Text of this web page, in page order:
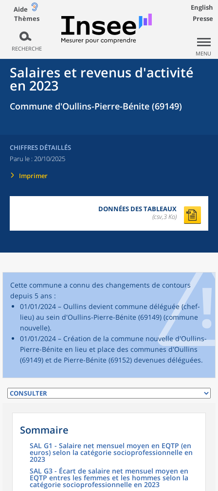
Aide
Thèmes
RECHERCHE
English
Presse
MENU
Salaires et revenus d'activité
en 2023
Commune d'Oullins-Pierre-Bénite (69149)
CHIFFRES DÉTAILLÉS
Paru le : 20/10/2025
Imprimer
DONNÉES DES TABLEAUX
(csv,3 Ko)
Cette commune a connu des changements de contours
depuis 5 ans :
01/01/2024 – Oullins devient commune déléguée (chef-
lieu) au sein d'Oullins-Pierre-Bénite (69149) (commune
nouvelle).
01/01/2024 – Création de la commune nouvelle d'Oullins-
Pierre-Bénite en lieu et place des communes d'Oullins
(69149) et de Pierre-Bénite (69152) devenues déléguées.
Sommaire
SAL G1 - Salaire net mensuel moyen en EQTP (en
euros) selon la catégorie socioprofessionnelle en
2023
SAL G3 - Écart de salaire net mensuel moyen en
EQTP entres les femmes et les hommes selon la
catégorie socioprofessionnelle en 2023